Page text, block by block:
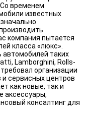
временем
известных
компания пытается
класса «люкс».
автомобилей таких
Lamborghini, Rolls-
организации
сервисных центров
как новые, так и
аксессуары,
консалтинг для